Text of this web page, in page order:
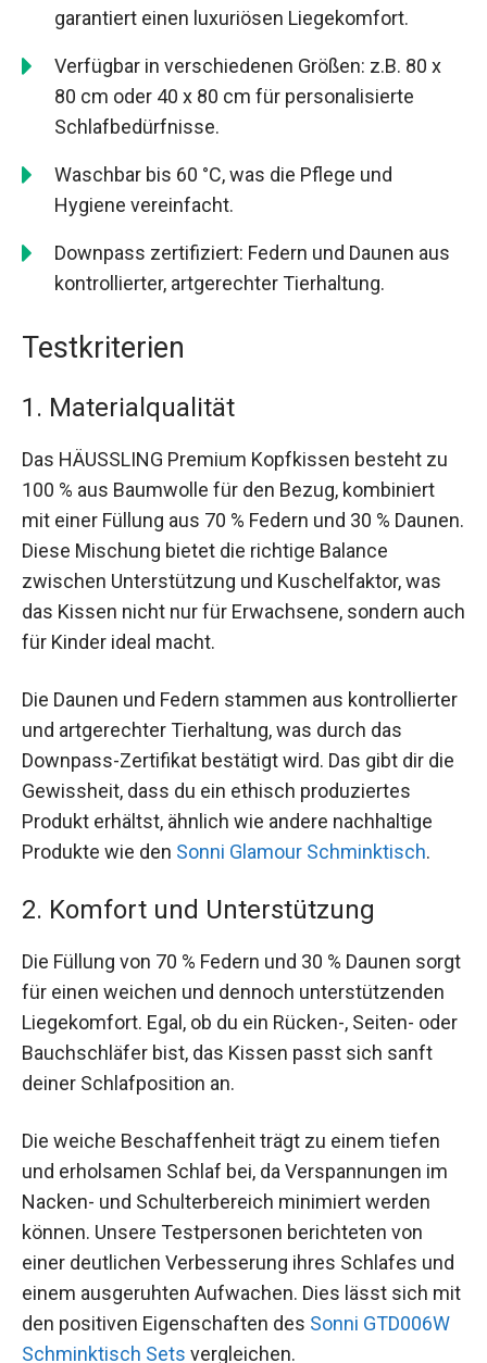
garantiert einen luxuriösen Liegekomfort.
Verfügbar in verschiedenen Größen: z.B. 80 x
80 cm oder 40 x 80 cm für personalisierte
Schlafbedürfnisse.
Waschbar bis 60 °C, was die Pflege und
Hygiene vereinfacht.
Downpass zertifiziert: Federn und Daunen aus
kontrollierter, artgerechter Tierhaltung.
Testkriterien
1. Materialqualität
Das HÄUSSLING Premium Kopfkissen besteht zu
100 % aus Baumwolle für den Bezug, kombiniert
mit einer Füllung aus 70 % Federn und 30 % Daunen.
Diese Mischung bietet die richtige Balance
zwischen Unterstützung und Kuschelfaktor, was
das Kissen nicht nur für Erwachsene, sondern auch
für Kinder ideal macht.
Die Daunen und Federn stammen aus kontrollierter
und artgerechter Tierhaltung, was durch das
Downpass-Zertifikat bestätigt wird. Das gibt dir die
Gewissheit, dass du ein ethisch produziertes
Produkt erhältst, ähnlich wie andere nachhaltige
Produkte wie den Sonni Glamour Schminktisch.
2. Komfort und Unterstützung
Die Füllung von 70 % Federn und 30 % Daunen sorgt
für einen weichen und dennoch unterstützenden
Liegekomfort. Egal, ob du ein Rücken-, Seiten- oder
Bauchschläfer bist, das Kissen passt sich sanft
deiner Schlafposition an.
Die weiche Beschaffenheit trägt zu einem tiefen
und erholsamen Schlaf bei, da Verspannungen im
Nacken- und Schulterbereich minimiert werden
können. Unsere Testpersonen berichteten von
einer deutlichen Verbesserung ihres Schlafes und
einem ausgeruhten Aufwachen. Dies lässt sich mit
den positiven Eigenschaften des Sonni GTD006W
Schminktisch Sets vergleichen.